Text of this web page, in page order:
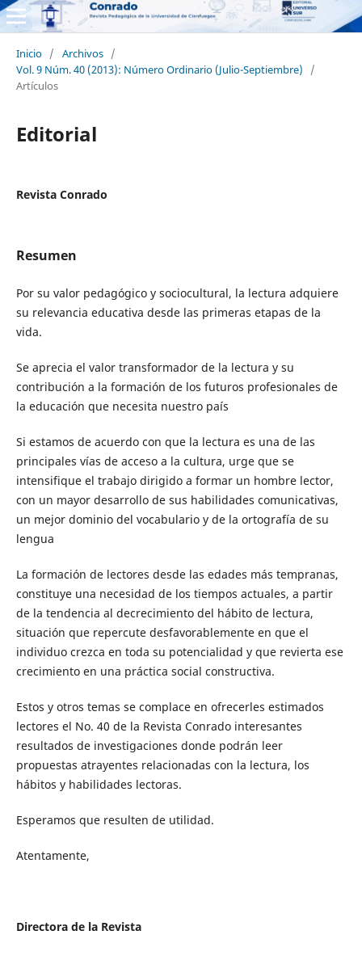
Inicio / Archivos /
Vol. 9 Núm. 40 (2013): Número Ordinario (Julio-Septiembre)
/
Artículos
Editorial
Revista Conrado
Resumen
Por su valor pedagógico y sociocultural, la lectura adquiere
su relevancia educativa desde las primeras etapas de la
vida.
Se aprecia el valor transformador de la lectura y su
contribución a la formación de los futuros profesionales de
la educación que necesita nuestro país
Si estamos de acuerdo con que la lectura es una de las
principales vías de acceso a la cultura, urge que se
intensifique el trabajo dirigido a formar un hombre lector,
con un mayor desarrollo de sus habilidades comunicativas,
un mejor dominio del vocabulario y de la ortografía de su
lengua
La formación de lectores desde las edades más tempranas,
constituye una necesidad de los tiempos actuales, a partir
de la tendencia al decrecimiento del hábito de lectura,
situación que repercute desfavorablemente en que el
individuo crezca en toda su potencialidad y que revierta ese
crecimiento en una práctica social constructiva.
Estos y otros temas se complace en ofrecerles estimados
lectores el No. 40 de la Revista Conrado interesantes
resultados de investigaciones donde podrán leer
propuestas atrayentes relacionadas con la lectura, los
hábitos y habilidades lectoras.
Esperamos que resulten de utilidad.
Atentamente,
Directora de la Revista